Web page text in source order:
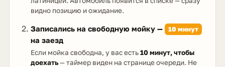
видно позицию и ожидание.
Записались на свободную мойку — 10 минут
на заезд
Если мойка свободна, у вас есть10 минут, чтобы
доехать— таймер виден на странице очереди. Не